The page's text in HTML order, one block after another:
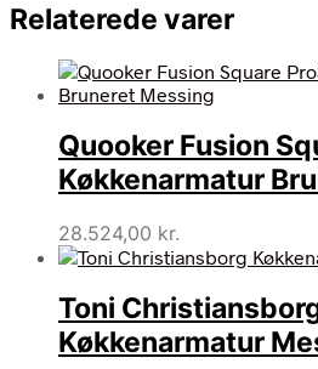
Relaterede varer
Quooker Fusion
Køkkenarmatur
28.524,00 kr.
Toni
Køkkenarmatur